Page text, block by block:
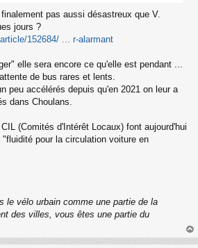
pas aussi désastreux que V.
jours ?
152684/ ... r-alarmant
elle sera encore ce qu'elle est pendant ...
de bus rares et lents.
peu accélérés depuis qu'en 2021 on leur a
dans Choulans.
(Comités d'Intérêt Locaux) font aujourd'hui
pour la circulation voiture en
le vélo urbain comme une partie de la
des villes, vous êtes une partie du
au